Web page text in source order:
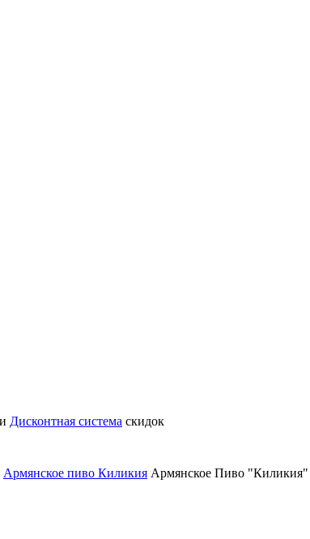
Дисконтная система скидок
Армянское пиво Киликия Армянское Пиво "Киликия"